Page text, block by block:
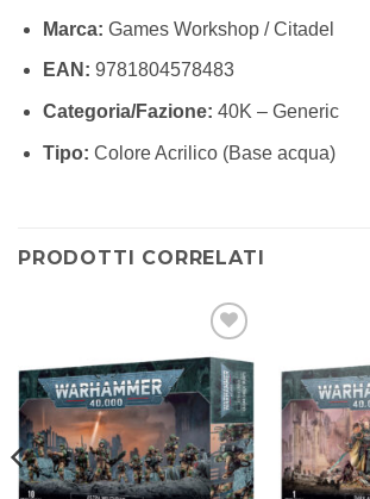
Marca: Games Workshop / Citadel
EAN: 9781804578483
Categoria/Fazione: 40K – Generic
Tipo: Colore Acrilico (Base acqua)
PRODOTTI CORRELATI
Aggiungi
alla lista
dei
desideri